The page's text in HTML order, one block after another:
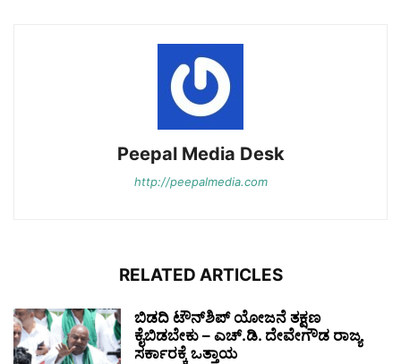
Peepal Media Desk
http://peepalmedia.com
RELATED ARTICLES
ಬಿಡದಿ ಟೌನ್‌ಶಿಪ್ ಯೋಜನೆ ತಕ್ಷಣ
ಕೈಬಿಡಬೇಕು – ಎಚ್.ಡಿ. ದೇವೇಗೌಡ ರಾಜ್ಯ
ಸರ್ಕಾರಕ್ಕೆ ಒತ್ತಾಯ